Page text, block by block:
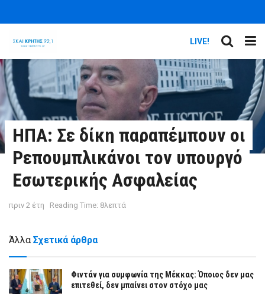
LIVE!
ΗΠΑ: Σε δίκη παραπέμπουν οι
Ρεπουμπλικάνοι τον υπουργό
Εσωτερικής Ασφαλείας
πριν 2 έτη Reading Time: 8λεπτά
Άλλα Σχετικά άρθρα
Φιντάν για συμφωνία της Μέκκας: Όποιος δεν μας
επιτεθεί, δεν μπαίνει στον στόχο μας